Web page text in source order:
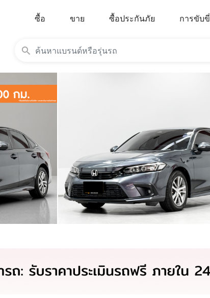
ซื้อ ขาย ซื้อประกันภัย การขับขี่